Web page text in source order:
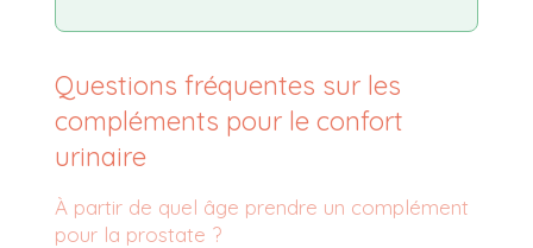
Questions fréquentes sur les
compléments pour le confort
urinaire
À partir de quel âge prendre un complément
pour la prostate ?